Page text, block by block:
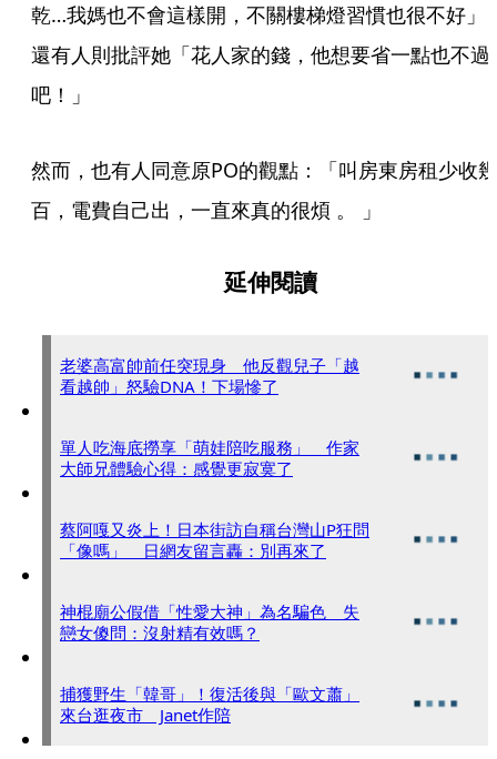
乾…我媽也不會這樣開，不關樓梯燈習慣也很不好」
還有人則批評她「花人家的錢，他想要省一點也不過
吧！」
然而，也有人同意原PO的觀點：「叫房東房租少收幾
百，電費自己出，一直來真的很煩 。 」
延伸閱讀
老婆高富帥前任突現身 他反觀兒子「越
看越帥」怒驗DNA！下場慘了
單人吃海底撈享「萌娃陪吃服務」 作家
大師兄體驗心得：感覺更寂寞了
蔡阿嘎又炎上！日本街訪自稱台灣山P狂問
「像嗎」 日網友留言轟：別再來了
神棍廟公假借「性愛大神」為名騙色 失
戀女傻問：沒射精有效嗎？
捕獲野生「韓哥」！復活後與「歐文蕭」
來台逛夜市 Janet作陪